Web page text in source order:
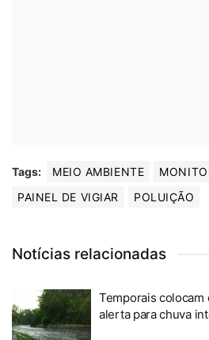
Tags: MEIO AMBIENTE
PAINEL DE VIGIAR
POLUIÇÃO
Notícias relacionadas
Temporais colocam
alerta para chuva